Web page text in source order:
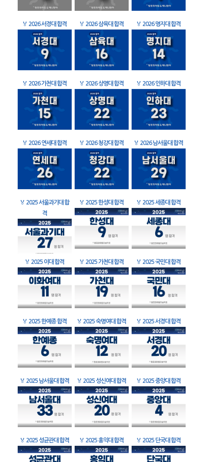
🏅 2026 서경대 합격 🏅 2026 삼육대 합격 🏅 2026 명지대 합격
🏅 2026 가천대 합격 🏅 2026 상명대 합격 🏅 2026 인하대 합격
🏅 2026 연세대 합격 🏅 2026 청강대 합격 🏅 2026 남서울대 합격
🏅 2025 서울과기대 합
격
🏅 2025 한성대 합격 🏅 2025 세종대 합격
🏅 2025 이대 합격 🏅 2025 가천대 합격 🏅 2025 국민대 합격
🏅 2025 한예종 합격 🏅 2025 숙명여대 합격 🏅 2025 서경대 합격
🏅 2025 남서울대 합격 🏅 2025 성신여대 합격 🏅 2025 중앙대 합격
🏅 2025 성균관대 합격 🏅 2025 홍익대 합격 🏅 2025 단국대 합격